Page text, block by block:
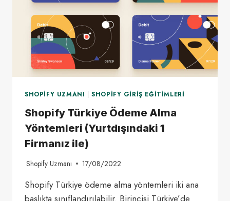
SHOPIFY UZMANI |SHOPIFY GIRIŞ EĞITIMLERI
Shopify Türkiye Ödeme Alma
Yöntemleri (Yurtdışındaki 1
Firmanız ile)
Shopify Uzmanı 17/08/2022
Shopify Türkiye ödeme alma yöntemleri iki ana
başlıkta sınıflandırılabilir. Birincisi Türkiye’de